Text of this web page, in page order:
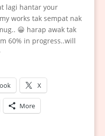
lagi hantar your
works tak sempat nak
😀 harap awak tak
60% in progress..will
X
More